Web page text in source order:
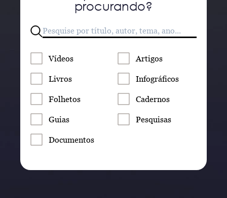
procurando?
Vídeos Artigos
Livros Infográficos
Folhetos Cadernos
Guias Pesquisas
Documentos